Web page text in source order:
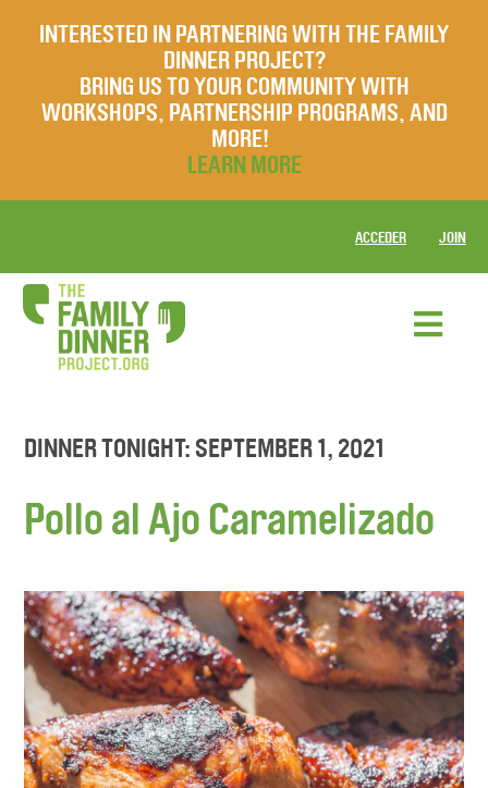
INTERESTED IN PARTNERING WITH THE FAMILY
DINNER PROJECT?
BRING US TO YOUR COMMUNITY WITH
WORKSHOPS, PARTNERSHIP PROGRAMS, AND
MORE!
LEARN MORE
ACCEDER JOIN
DINNER TONIGHT: SEPTEMBER 1, 2021
Pollo al Ajo Caramelizado